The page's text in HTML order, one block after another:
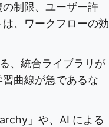
制限、ユーザー許
、ワークフローの効
、統合ライブラリが
曲線が急であるな
」や、AI による